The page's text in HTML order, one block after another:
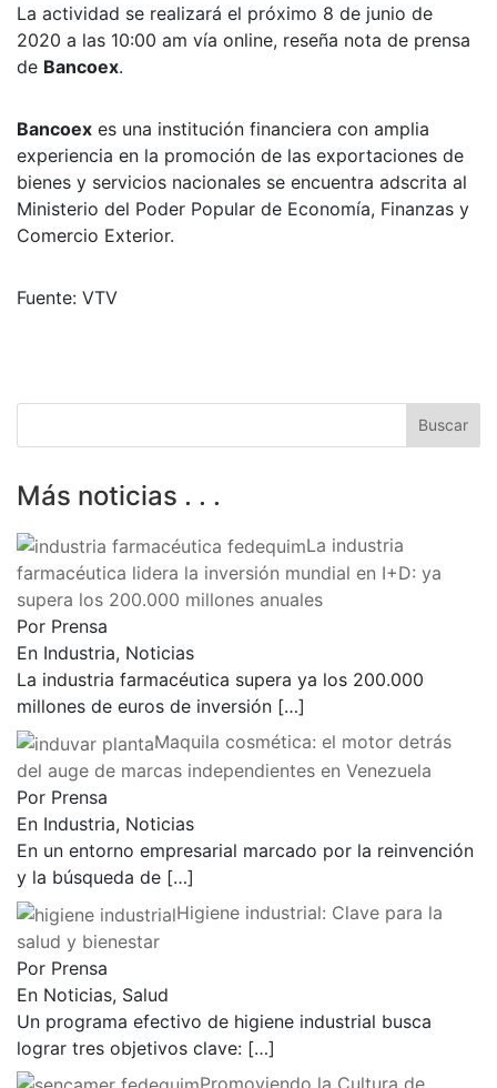
La actividad se realizará el próximo 8 de junio de
2020 a las 10:00 am vía online, reseña nota de prensa
de Bancoex.
Bancoex es una institución financiera con amplia
experiencia en la promoción de las exportaciones de
bienes y servicios nacionales se encuentra adscrita al
Ministerio del Poder Popular de Economía, Finanzas y
Comercio Exterior.
Fuente: VTV
Más noticias . . .
La industria
farmacéutica lidera la inversión mundial en I+D: ya
supera los 200.000 millones anuales
Por Prensa
En Industria, Noticias
La industria farmacéutica supera ya los 200.000
millones de euros de inversión […]
Maquila cosmética: el motor detrás
del auge de marcas independientes en Venezuela
Por Prensa
En Industria, Noticias
En un entorno empresarial marcado por la reinvención
y la búsqueda de […]
Higiene industrial: Clave para la
salud y bienestar
Por Prensa
En Noticias, Salud
Un programa efectivo de higiene industrial busca
lograr tres objetivos clave: […]
Promoviendo la Cultura de